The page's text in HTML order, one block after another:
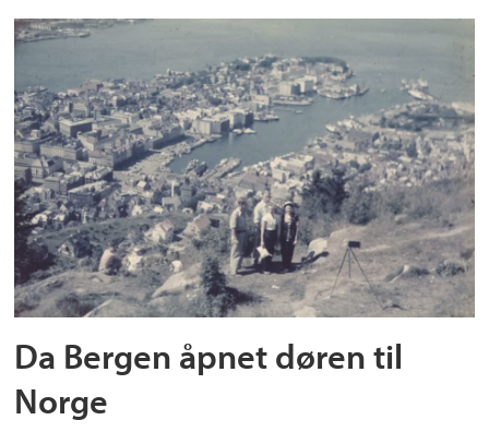
Da Bergen åpnet døren til
Norge